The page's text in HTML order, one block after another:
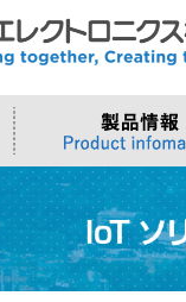
ソフトウェア
>Microsoft
>Windows
スマートシテ
>ナガレミル
>トップメッ
>その他・採